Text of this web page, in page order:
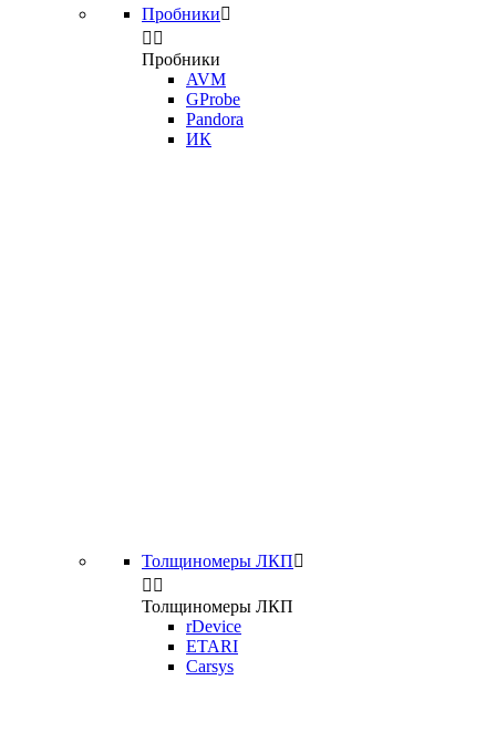
Пробники
 
Пробники
AVM
GProbe
Pandora
ИК
Толщиномеры ЛКП
 
Толщиномеры ЛКП
rDevice
ETARI
Carsys